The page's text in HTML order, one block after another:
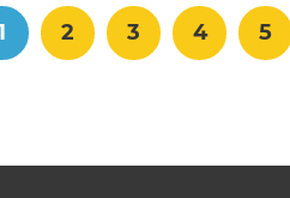
2 3 4 5